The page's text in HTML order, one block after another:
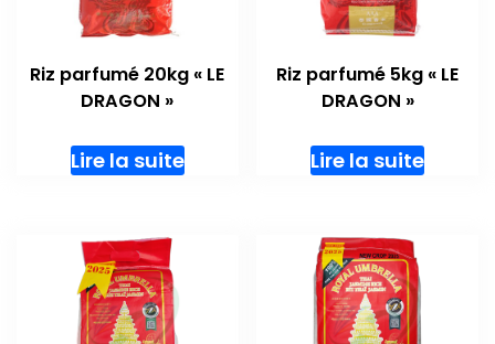
Riz parfumé 20kg « LE
DRAGON »
Lire la suite
Riz parfumé 5kg « LE
DRAGON »
Lire la suite